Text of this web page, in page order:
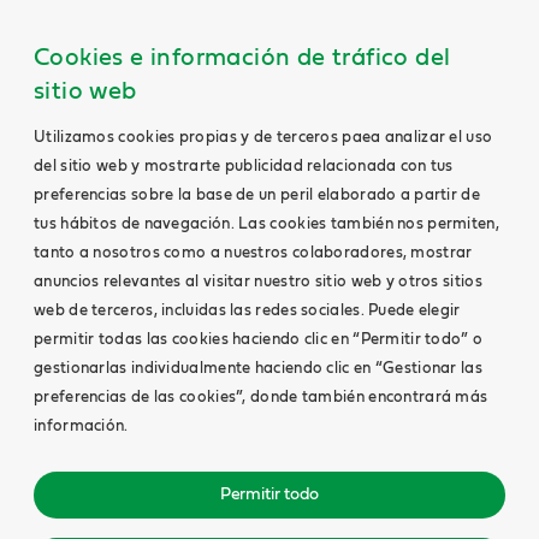
Cookies e información de tráfico del
sitio web
Utilizamos cookies propias y de terceros paea analizar el uso
del sitio web y mostrarte publicidad relacionada con tus
preferencias sobre la base de un peril elaborado a partir de
tus hábitos de navegación. Las cookies también nos permiten,
tanto a nosotros como a nuestros colaboradores, mostrar
anuncios relevantes al visitar nuestro sitio web y otros sitios
web de terceros, incluidas las redes sociales. Puede elegir
permitir todas las cookies haciendo clic en “Permitir todo” o
gestionarlas individualmente haciendo clic en “Gestionar las
preferencias de las cookies”, donde también encontrará más
información.
Permitir todo